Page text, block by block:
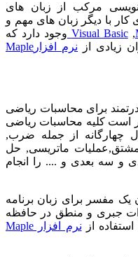
نویسی مرکب از زبان های
با دیگر زبان های مهم و
,
Visual Basic وجود دارد که
زیادی از نرم افزار Maple
برای محاسبات ریاضی
است کلیه محاسبات ریاضی
چهارگانه از جمله ضرب,
ماتریسی, حل
و سه بعدی و .... را انجام
یک مفسر برای زبان برنامه
جبری و منطق در حافظه
از نرم افزار Maple